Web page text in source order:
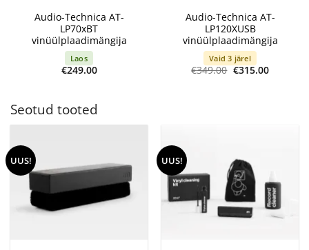
Audio-Technica AT-
LP70xBT
vinüülplaadimängija
Laos
€249.00
Audio-Technica AT-
LP120XUSB
vinüülplaadimängija
Vaid 3 järel
€349.00 Algne
€315.00Current
Seotud tooted
UUS! UUS!